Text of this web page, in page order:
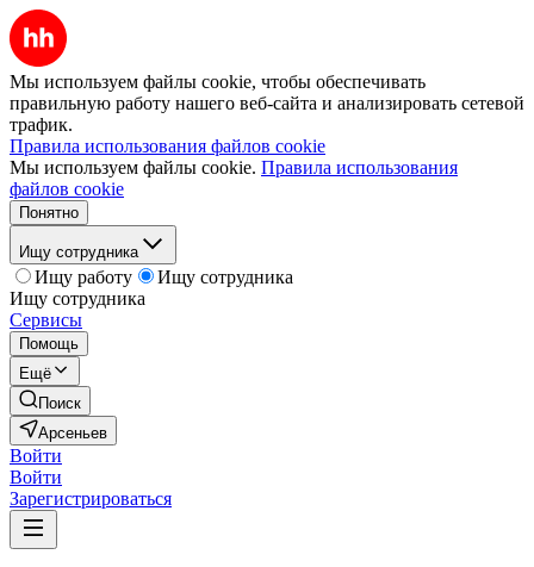
Мы используем файлы cookie, чтобы обеспечивать
правильную работу нашего веб-сайта и анализировать сетевой
трафик.
Правила использования файлов cookie
Мы используем файлы cookie. Правила использования
файлов cookie
Понятно
Ищу сотрудника
Ищу работу
Ищу сотрудника
Ищу сотрудника
Сервисы
Помощь
Ещё
Поиск
Арсеньев
Войти
Войти
Зарегистрироваться